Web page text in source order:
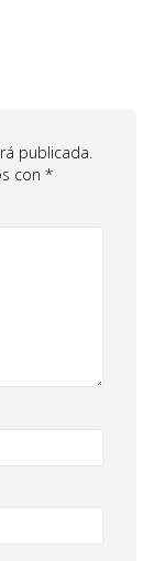
publicada.
con *